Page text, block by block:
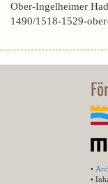
Ober-Ingelheimer
1490/1518-1529-
•
•